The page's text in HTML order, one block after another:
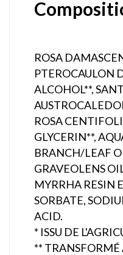
ROSA
PTEROCAULON
ALCOHOL**,
ROSA
GLYCERIN**,
BRANCH/LEAF
GRAVEOLENS
MYRRHA RESIN
SORBATE,
ACID.
* ISSU DE
** TRANSFORMÉ